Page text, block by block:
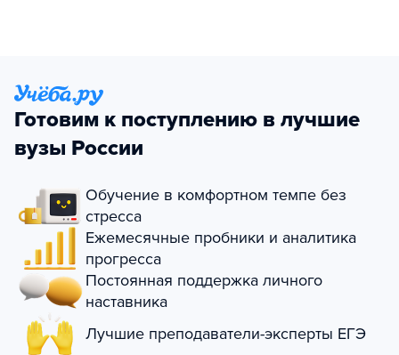
Готовим к поступлению в лучшие
вузы России
Обучение в комфортном темпе без
стресса
Ежемесячные пробники и аналитика
прогресса
Постоянная поддержка личного
наставника
Лучшие преподаватели-эксперты ЕГЭ